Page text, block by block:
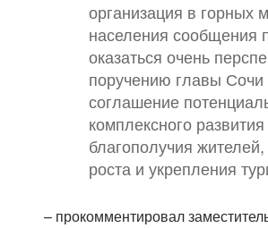
организация в горных
населения сообщения
оказаться очень
поручению главы
соглашение
комплексного
благополучия
роста и укрепления
– прокомментировал